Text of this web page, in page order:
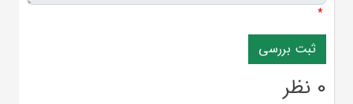
*
0 نظر